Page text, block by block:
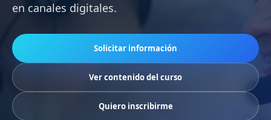
en canales digitales.
Solicitar información
Ver contenido del curso
Quiero inscribirme